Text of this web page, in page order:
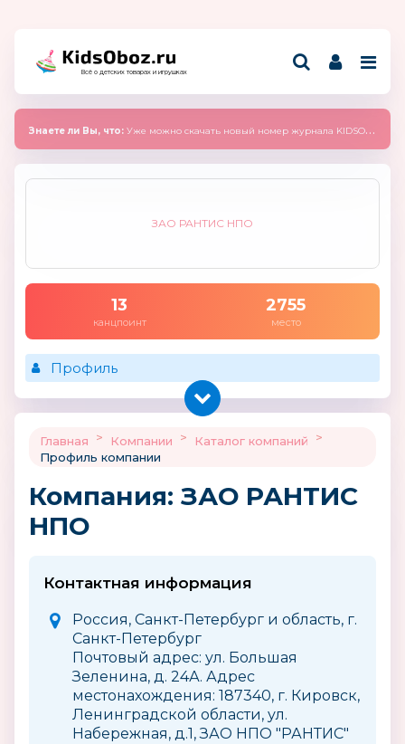
Всё о детских товарах и игрушках
Знаете ли Вы, что: Уже можно скачать новый номер журнала KIDSOBOZ 2025 (сентябрь)
ЗАО РАНТИС НПО
13
канцпоинт
2755
место
Профиль
Главная > Компании > Каталог компаний
>
Профиль компании
Компания: ЗАО РАНТИС
НПО
Контактная информация
Россия, Санкт-Петербург и область, г.
Санкт-Петербург
Почтовый адрес: ул. Большая
Зеленина, д. 24А. Адрес
местонахождения: 187340, г. Кировск,
Ленинградской области, ул.
Набережная, д.1, ЗАО НПО "РАНТИС"